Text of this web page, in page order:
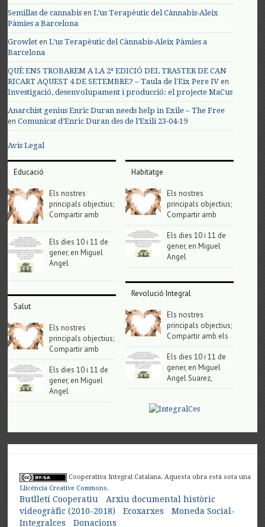
Semillas de cannabis enL’us Terapèutic del Cànnabis-Aleix
Pàmies a Barcelona
Growlet enL’us Terapèutic del Cànnabis-Aleix Pàmies a
Barcelona
QUÈ ENS TROBAREM A LA 2ª EDICIÓ DEL TRASTER DE CAN
RICART AQUEST 4 DE SETEMBRE? – Taula de l'Eix Pere IV en
Investigació, desenvolupament i producció: el projecte MaCus
Anarchist genius Enric Duran needs help in Exile – The Free
enComunicat d’Enric Duran des de l’Exili 23-04-19
Avis Legal
Educació
Els nostres
principals objectius;
Compartir amb
Els dies 10 i 11 de
gener, en Miguel
Angel
Salut
Els nostres
principals objectius;
Compartir amb
Els dies 10 i 11 de
gener, en Miguel
Angel
Habitatge
Els nostres
principals objectius;
Compartir amb
Els dies 10 i 11 de
gener, en Miguel
Angel
Revolució Integral
Els nostres
principals objectius;
Compartir amb els
Els dies 10 i 11 de
gener, en Miguel
Angel Suarez,
Cooperativa Integral Catalana. Aquesta obra està sota una
Llicència Creative Commons.
Butlletí Cooperatiu
Arxiu documental històric
videogràfic (2010-2018)
Ecoxarxes
Moneda Social-
Integralces
Donacions